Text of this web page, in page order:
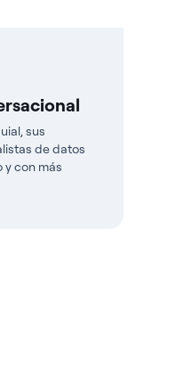
sus
de datos
con más